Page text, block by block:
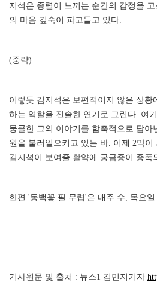
지석은 종렬이 느끼는 순간의 감정을
의 마음 깊숙이 파고들고 있다.
(중략)
이렇듯 김지석은 보편적이지 않은 상황
하는 역할을 진솔한 연기로 그린다. 여
뭉클한 그의 이야기를 함축적으로 담아
원을 불러일으키고 있는 바. 이제 2막
김지석이 보여줄 활약에 궁금증이 증폭
한편 '동백꽃 필 무렵'은 매주 수, 목요
기사원문 및 출처 : 뉴스1 김민지기자